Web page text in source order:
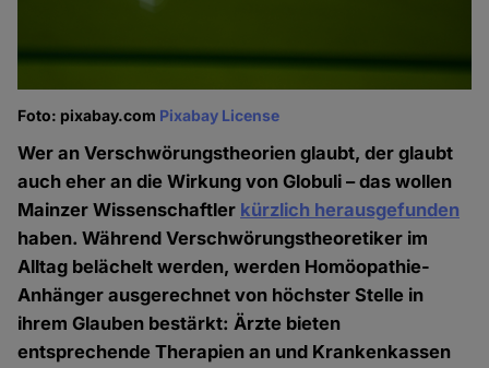
Foto: pixabay.com Pixabay License
Wer an Verschwörungstheorien glaubt, der glaubt
auch eher an die Wirkung von Globuli – das wollen
Mainzer Wissenschaftler kürzlich herausgefunden
haben. Während Verschwörungstheoretiker im
Alltag belächelt werden, werden Homöopathie-
Anhänger ausgerechnet von höchster Stelle in
ihrem Glauben bestärkt: Ärzte bieten
entsprechende Therapien an und Krankenkassen